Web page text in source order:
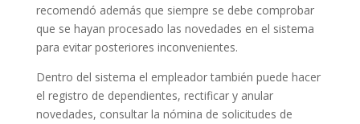
recomendó además que siempre se debe comprobar
que se hayan procesado las novedades en el sistema
para evitar posteriores inconvenientes.
Dentro del sistema el empleador también puede hacer
el registro de dependientes, rectificar y anular
novedades, consultar la nómina de solicitudes de